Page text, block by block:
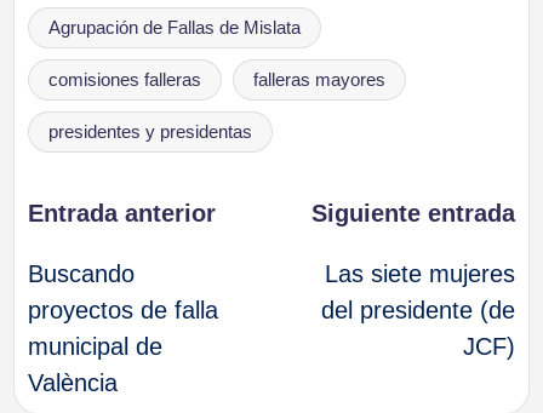
Etiquetas:
Agrupación de Fallas de Mislata
comisiones falleras falleras mayores
presidentes y presidentas
Navegación
de
entradas
Entrada anterior
Buscando
proyectos de falla
municipal de
València
Siguiente entrada
Las siete mujeres
del presidente (de
JCF)